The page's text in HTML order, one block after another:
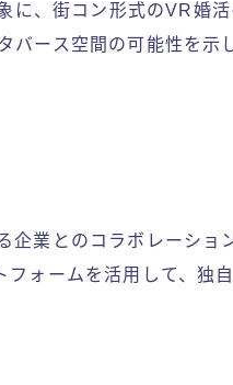
、街コン形式のVR婚活
ース空間の可能性を示
企業とのコラボレーショ
ォームを活用して、独